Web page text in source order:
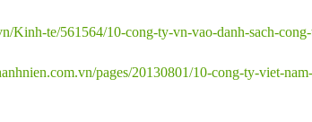
Kinh-te/561564/10-cong-ty-vn-vao-danh-sach-
pages/20130801/10-cong-ty-viet-